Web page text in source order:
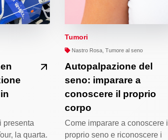
presenta
la quarta.
Tumori
Nastro Rosa, Tumore al seno
Autopalpazione del
seno: imparare a
conoscere il proprio
corpo
Come imparare a conoscere
proprio seno e riconoscere i